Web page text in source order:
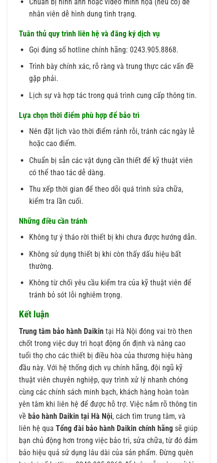
nhân viên dễ hình dung tình trạng.
Tuân thủ quy trình liên hệ và đăng ký dịch vụ
Gọi đúng số hotline chính hãng: 0243.905.8868.
Trình bày chính xác, rõ ràng và trung thực các vấn đề
gặp phải.
Lịch sự và hợp tác trong quá trình cung cấp thông tin.
Lựa chọn thời điểm phù hợp để bảo trì
Nên đặt lịch vào thời điểm rảnh rỗi, tránh các ngày lễ
hoặc cao điểm.
Chuẩn bị sẵn các vật dụng cần thiết để kỹ thuật viên
có thể thao tác dễ dàng.
Thu xếp thời gian để theo dõi quá trình sửa chữa,
kiểm tra lần cuối.
Những điều cần tránh
Không tự ý tháo rời thiết bị khi chưa được hướng dẫn.
Không sử dụng thiết bị khi còn thấy dấu hiệu bất
thường.
Không từ chối yêu cầu kiểm tra của kỹ thuật viên để
tránh bỏ sót lỗi nghiêm trọng.
Kết luận
Trung tâm bảo hành Daikin tại Hà Nội đóng vai trò then
chốt trong việc duy trì hoạt động ổn định và nâng cao
tuổi thọ cho các thiết bị điều hòa của thương hiệu hàng
đầu này. Với hệ thống dịch vụ chính hãng, đội ngũ kỹ
thuật viên chuyên nghiệp, quy trình xử lý nhanh chóng
cùng các chính sách minh bạch, khách hàng hoàn toàn
yên tâm khi liên hệ để được hỗ trợ. Việc nắm rõ thông tin
về bảo hành Daikin tại Hà Nội, cách tìm trung tâm, và
liên hệ qua Tổng đài bảo hành Daikin chính hãng sẽ giúp
bạn chủ động hơn trong việc bảo trì, sửa chữa, từ đó đảm
bảo hiệu quả sử dụng lâu dài của sản phẩm. Đừng quên